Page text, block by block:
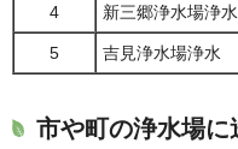
4 新三郷浄水場浄水
5 吉見浄水場浄水
市や町の浄水場